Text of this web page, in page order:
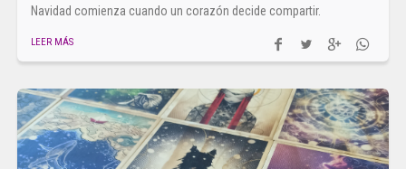
Navidad comienza cuando un corazón decide compartir.
LEER MÁS